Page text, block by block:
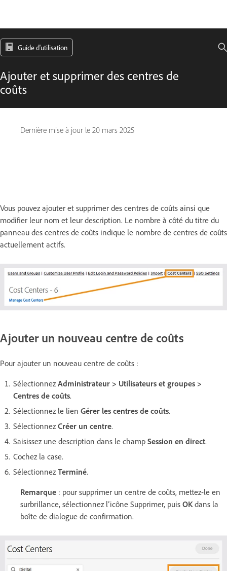
Guide d'utilisation
Ajouter et supprimer des centres de
coûts
Dernière mise à jour le 20 mars 2025
Vous pouvez ajouter et supprimer des centres de coûts ainsi que
modifier leur nom et leur description. Le nombre à côté du titre du
panneau des centres de coûts indique le nombre de centres de coûts
actuellement actifs.
Ajouter un nouveau centre de coûts
Pour ajouter un nouveau centre de coûts :
Sélectionnez Administrateur > Utilisateurs et groupes >
Centres de coûts.
Sélectionnez le lien Gérer les centres de coûts.
Sélectionnez Créer un centre.
Saisissez une description dans le champ Session en direct.
Cochez la case.
Sélectionnez Terminé.
Remarque : pour supprimer un centre de coûts, mettez-le en
surbrillance, sélectionnez l’icône Supprimer, puis OKdans la
boîte de dialogue de confirmation.